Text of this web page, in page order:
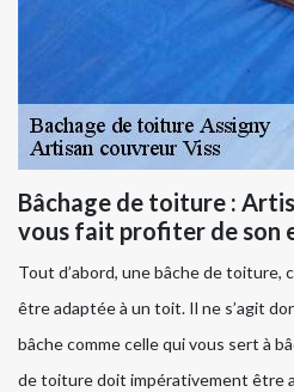
Bâchage de toiture :
vous fait profiter de son
Tout d’abord, une bâche de toiture,
être adaptée à un toit. Il ne s’agit
bâche comme celle qui vous sert à
de toiture doit impérativement être